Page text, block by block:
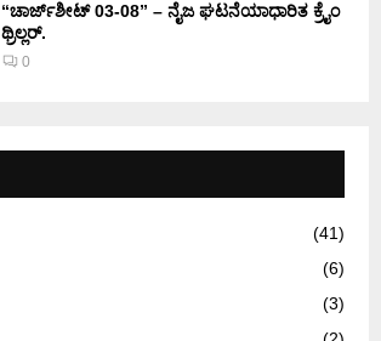
“ಚಾರ್ಜ್‌ಶೀಟ್ 03-08” – ನೈಜ ಘಟನೆಯಾಧಾರಿತ ಕ್ರೈಂ
ಥ್ರಿಲ್ಲರ್.
0
(41)
(6)
(3)